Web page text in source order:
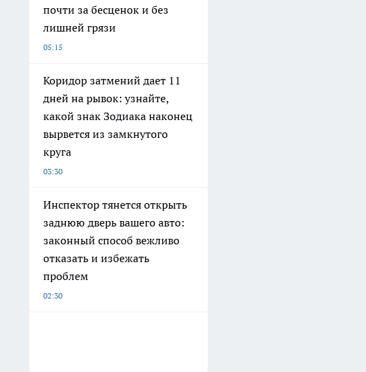
почти за бесценок и без
лишней грязи
05:15
Коридор затмений дает 11
дней на рывок: узнайте,
какой знак Зодиака наконец
вырвется из замкнутого
круга
03:30
Инспектор тянется открыть
заднюю дверь вашего авто:
законный способ вежливо
отказать и избежать
проблем
02:30